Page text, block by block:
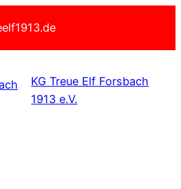
KG Treue Elf Forsbach
1913 e.V.